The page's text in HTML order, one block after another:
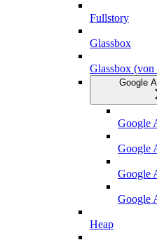
Fullstory
Glassbox
Glassbox
Google
Google
Google
Google
Google
Heap